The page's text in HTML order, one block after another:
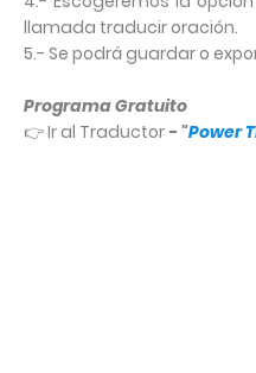
llamada traducir oración.
5.- Se podrá guardar o
Programa Gratuito
👉 Ir al Traductor - "Power